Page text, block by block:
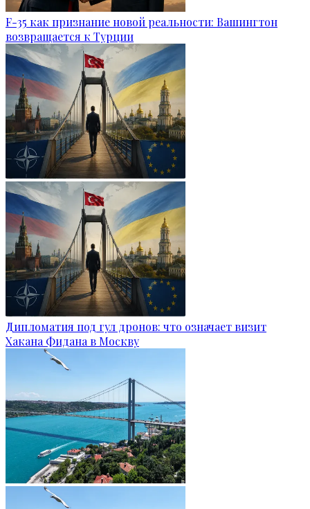
F-35 как признание новой реальности: Вашингтон
возвращается к Турции
Дипломатия под гул дронов: что означает визит
Хакана Фидана в Москву